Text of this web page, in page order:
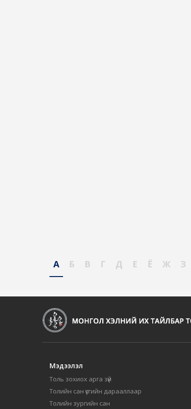
А Б В Г Д Е Ё Ж З
Мэдээлэл
Толь зохиох арга зүй
Толийн сан үсгийн дарааллаар
Толийн зургийн сан